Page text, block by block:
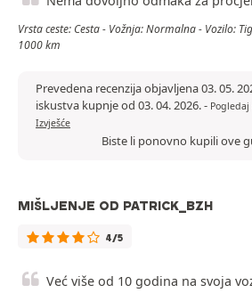
Vrsta ceste: Cesta - Vožnja: Normalna - Vozilo:
1000 km
Prevedena recenzija objavljena 03. 05.
iskustva kupnje od 03. 04. 2026.-
Izvješće
Biste li ponovno kupili ove
MIŠLJENJE OD PATRICK_BZH
4/5
Već više od 10 godina na svoja